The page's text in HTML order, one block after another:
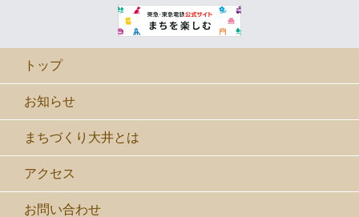
トップ
お知らせ
まちづくり大井とは
アクセス
お問い合わせ